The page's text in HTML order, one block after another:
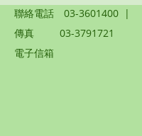
聯絡電話
03-3601400 |
傳真
03-3791721
電子信箱